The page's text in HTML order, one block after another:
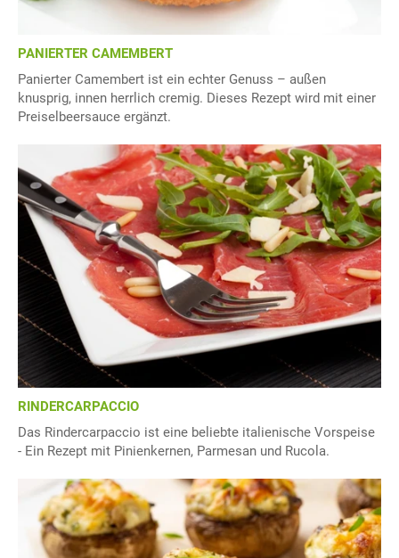
PANIERTER CAMEMBERT
Panierter Camembert ist ein echter Genuss – außen
knusprig, innen herrlich cremig. Dieses Rezept wird mit einer
Preiselbeersauce ergänzt.
RINDERCARPACCIO
Das Rindercarpaccio ist eine beliebte italienische Vorspeise
- Ein Rezept mit Pinienkernen, Parmesan und Rucola.